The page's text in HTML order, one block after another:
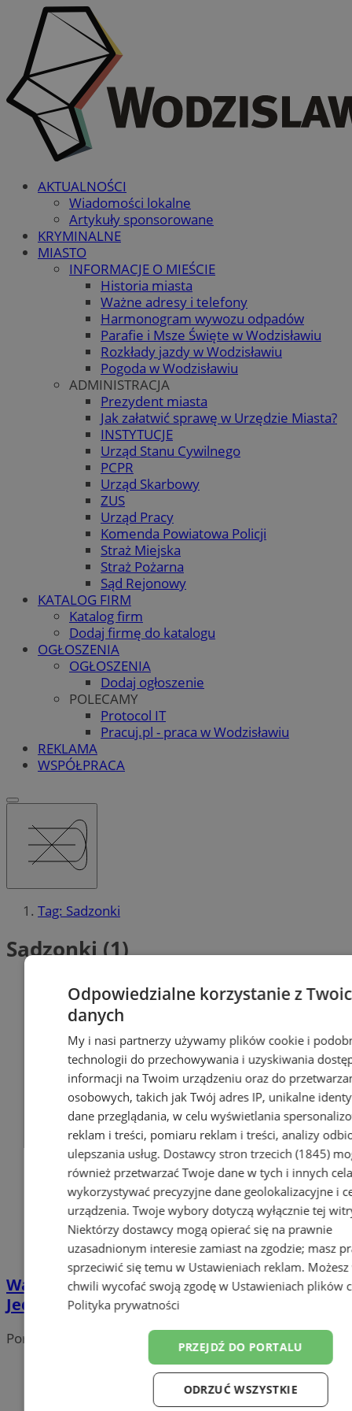
AKTUALNOŚCI
Wiadomości lokalne
Artykuły sponsorowane
KRYMINALNE
MIASTO
INFORMACJE O MIEŚCIE
Historia miasta
Ważne adresy i telefony
Harmonogram wywozu odpadów
Parafie i Msze Święte w Wodzisławiu
Rozkłady jazdy w Wodzisławiu
Pogoda w Wodzisławiu
ADMINISTRACJA
Prezydent miasta
Jak załatwić sprawę w Urzędzie Miasta?
INSTYTUCJE
Urząd Stanu Cywilnego
PCPR
Urząd Skarbowy
ZUS
Urząd Pracy
Komenda Powiatowa Policji
Straż Miejska
Straż Pożarna
Sąd Rejonowy
KATALOG FIRM
Katalog firm
Dodaj firmę do katalogu
OGŁOSZENIA
OGŁOSZENIA
Dodaj ogłoszenie
POLECAMY
Protocol IT
Pracuj.pl - praca w Wodzisławiu
REKLAMA
WSPÓŁPRACA
Tag: Sadzonki
Sadzonki (1)
Warsztaty WyRÓŻniamy się w OSP
Jedłownik już 24 sierpnia!
Portal należy do sieci
Odpowiedzialne korzystanie z
danych
My i nasi partnerzy używamy plików cookie i
technologii do przechowywania i uzyskiwania
informacji na Twoim urządzeniu oraz do
osobowych, takich jak Twój adres IP, unikalne
dane przeglądania, w celu wyświetlania
reklam i treści, pomiaru reklam i treści, analizy
ulepszania usług. Dostawcy stron trzecich (1845)
również przetwarzać Twoje dane w tych i innych
wykorzystywać precyzyjne dane geolokalizacyjne i
urządzenia. Twoje wybory dotyczą wyłącznie tej
Niektórzy dostawcy mogą opierać się na prawnie
uzasadnionym interesie zamiast na zgodzie; masz
sprzeciwić się temu w Ustawieniach reklam.
chwili wycofać swoją zgodę w Ustawieniach plików
Polityka prywatności
PRZEJDŹ DO PORTALU
ODRZUĆ WSZYSTKIE